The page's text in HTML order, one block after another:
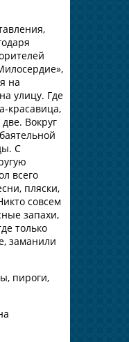
на
улицу. Где
красавица,
Вокруг
С
всего
пляски,
совсем
запахи,
только
заманили
пироги,